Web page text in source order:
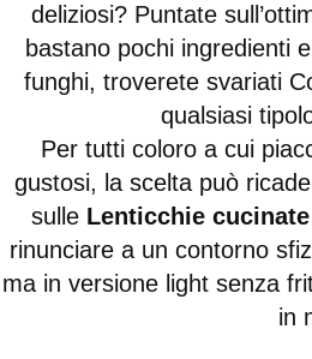
deliziosi? Puntate
bastano pochi ingredienti
funghi, troverete svariati
qualsiasi
Per tutti coloro a cui
gustosi, la scelta può
sulle Lenticchie
rinunciare a un contorno
ma in versione light senza
in